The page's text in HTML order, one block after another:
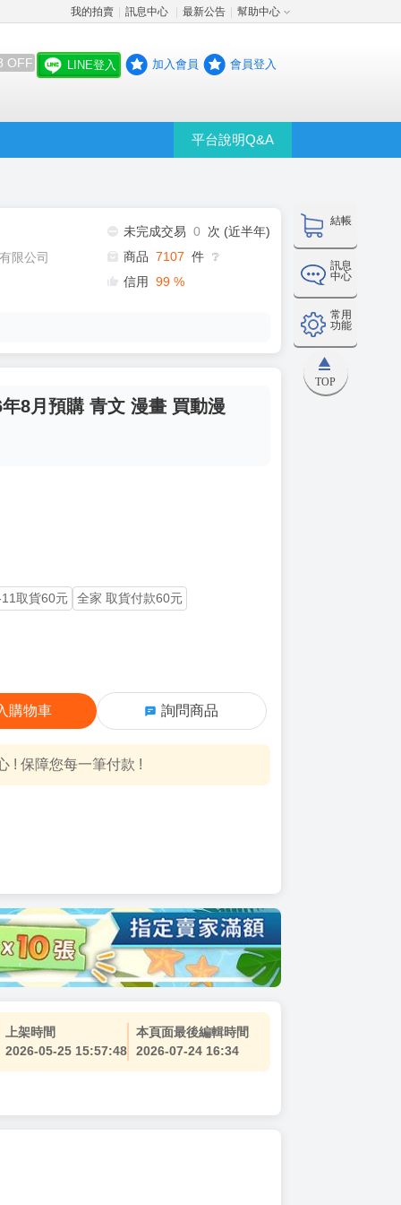
我的拍賣 訊息中心 最新公告 幫助中心
OFF LINE登入 加入會員 會員登入
平台說明Q&A
結帳
訊息
中心
常用
功能
TOP
限公司
未完成交易 0
次 (近半年)
商品 7107 件 ❔
信用 99 %
8月預購 青文 漫畫 買動漫
取貨60元
全家 取貨付款60元
購物車 詢問商品
! 保障您每一筆付款 !